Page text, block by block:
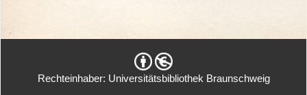
Rechteinhaber: Universitätsbibliothek Braunschweig